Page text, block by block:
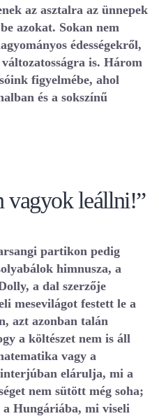
az asztalra az ünnepek
azokat. Sokan nem
édességekről,
is. Három
figyelmébe, ahol
és a sokszínű
vagyok leállni!”
partikon pedig
himnusza, a
a dal szerzője
mesevilágot festett le a
azt azonban talán
a költészet nem is áll
vagy a
elárulja, mi a
nem sütött még soha;
Hungáriába, mi viseli